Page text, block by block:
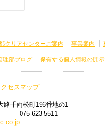
クリアセンターご案内 事業案内
理部ブログ 保有する個人情報の開
路千両松町196番地の1
)
075-623-5511